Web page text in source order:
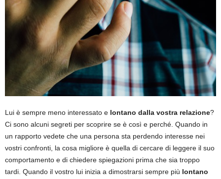
Lui è sempre meno interessato e lontano dalla vostra relazione?
Ci sono alcuni segreti per scoprire se è così e perché. Quando in
un rapporto vedete che una persona sta perdendo interesse nei
vostri confronti, la cosa migliore è quella di cercare di leggere il suo
comportamento e di chiedere spiegazioni prima che sia troppo
tardi. Quando il vostro lui inizia a dimostrarsi sempre più lontano